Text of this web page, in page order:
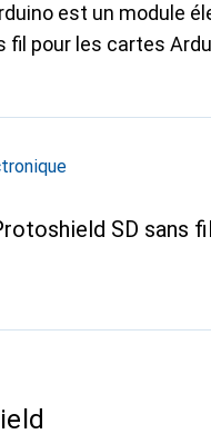
est un module
pour les cartes
SD sans fil